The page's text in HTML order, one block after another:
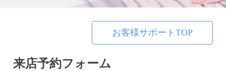
来店予約フォーム
お客様サポートTOP